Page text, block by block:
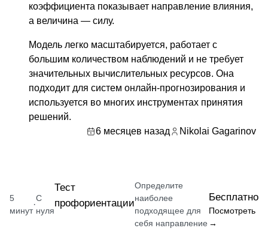
коэффициента показывает направление влияния,
а величина — силу.
Модель легко масштабируется, работает с
большим количеством наблюдений и не требует
значительных вычислительных ресурсов. Она
подходит для систем онлайн-прогнозирования и
используется во многих инструментах принятия
решений.
6 месяцев назад
Nikolai Gagarinov
5
минут
·
С
нуля
Тест
профориентации
Определите
наиболее
подходящее для
себя направление
Бесплатно
Посмотреть
→